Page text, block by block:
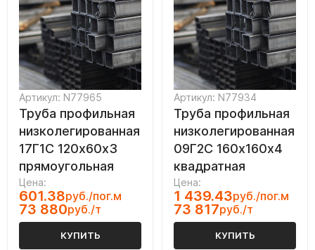
Артикул: N77965
Труба профильная
низколегированная
17Г1С 120х60х3
прямоугольная
Цена:
601.38руб./пог.м
73 880руб./т
КУПИТЬ
Артикул: N77934
Труба профильная
низколегированная
09Г2С 160х160х4
квадратная
Цена:
1 439.43руб./пог.м
73 817руб./т
КУПИТЬ